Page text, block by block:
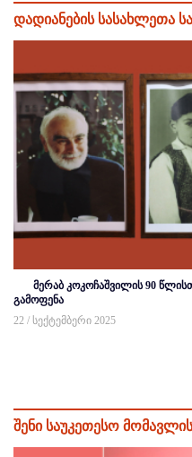
დადიანების სასახლეთა
მერაბ კოკოჩაშვილის 90
გამოფენა
22 / სექტემბერი 2025
შენი საუკეთესო